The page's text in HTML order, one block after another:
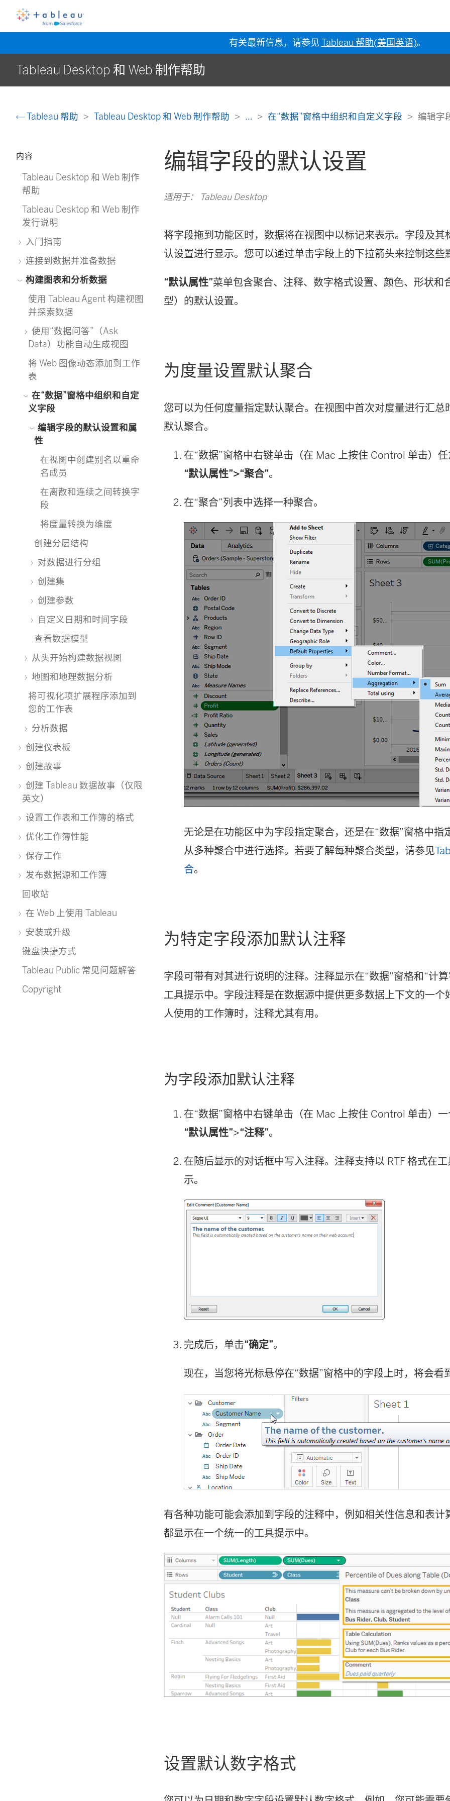
有关最新信息，请参见 Tableau 帮助(美国英语)。
Tableau Desktop 和 Web 制作帮助
Tableau 帮助 Tableau Desktop 和 Web 制作帮助 ... 在“数据”窗格中组织和自定义字段 编辑字
内容
Tableau Desktop 和 Web 制作
帮助
Tableau Desktop 和 Web 制作
发行说明
入门指南
连接到数据并准备数据
构建图表和分析数据
使用 Tableau Agent 构建视图
并探索数据
使用“数据问答”（Ask
Data）功能自动生成视图
将 Web 图像动态添加到工作
表
在“数据”窗格中组织和自定
义字段
编辑字段的默认设置和属
性
在视图中创建别名以重命
名成员
在离散和连续之间转换字
段
将度量转换为维度
创建分层结构
对数据进行分组
创建集
创建参数
自定义日期和时间字段
查看数据模型
从头开始构建数据视图
地图和地理数据分析
将可视化项扩展程序添加到
您的工作表
分析数据
创建仪表板
创建故事
创建 Tableau 数据故事（仅限
英文）
设置工作表和工作簿的格式
优化工作簿性能
保存工作
发布数据源和工作簿
回收站
在 Web 上使用 Tableau
安装或升级
键盘快捷方式
Tableau Public 常见问题解答
Copyright
编辑字段的默认设置
适用于： Tableau Desktop
将字段拖到功能区时，数据将在视图中以标记来表示。字段及其
认设置进行显示。您可以通过单击字段上的下拉箭头来控制这些
“默认属性”菜单包含聚合、注释、数字格式设置、颜色、形状和
型）的默认设置。
为度量设置默认聚合
您可以为任何度量指定默认聚合。在视图中首次对度量进行汇总
默认聚合。
在“数据”窗格中右键单击（在 Mac 上按住 Control 单击）
“默认属性”>“聚合”。
在“聚合”列表中选择一种聚合。
无论是在功能区中为字段指定聚合，还是在“数据”窗格中指
从多种聚合中进行选择。若要了解每种聚合类型，请参见
合。
为特定字段添加默认注释
字段可带有对其进行说明的注释。注释显示在“数据”窗格和“计
工具提示中。字段注释是在数据源中提供更多数据上下文的一个
人使用的工作簿时，注释尤其有用。
为字段添加默认注释
在“数据”窗格中右键单击（在 Mac 上按住 Control 单击）
“默认属性”>“注释”。
在随后显示的对话框中写入注释。注释支持以 RTF 格式在
示。
完成后，单击“确定”。
现在，当您将光标悬停在“数据”窗格中的字段上时，将会看
有各种功能可能会添加到字段的注释中，例如相关性信息和表计
都显示在一个统一的工具提示中。
设置默认数字格式